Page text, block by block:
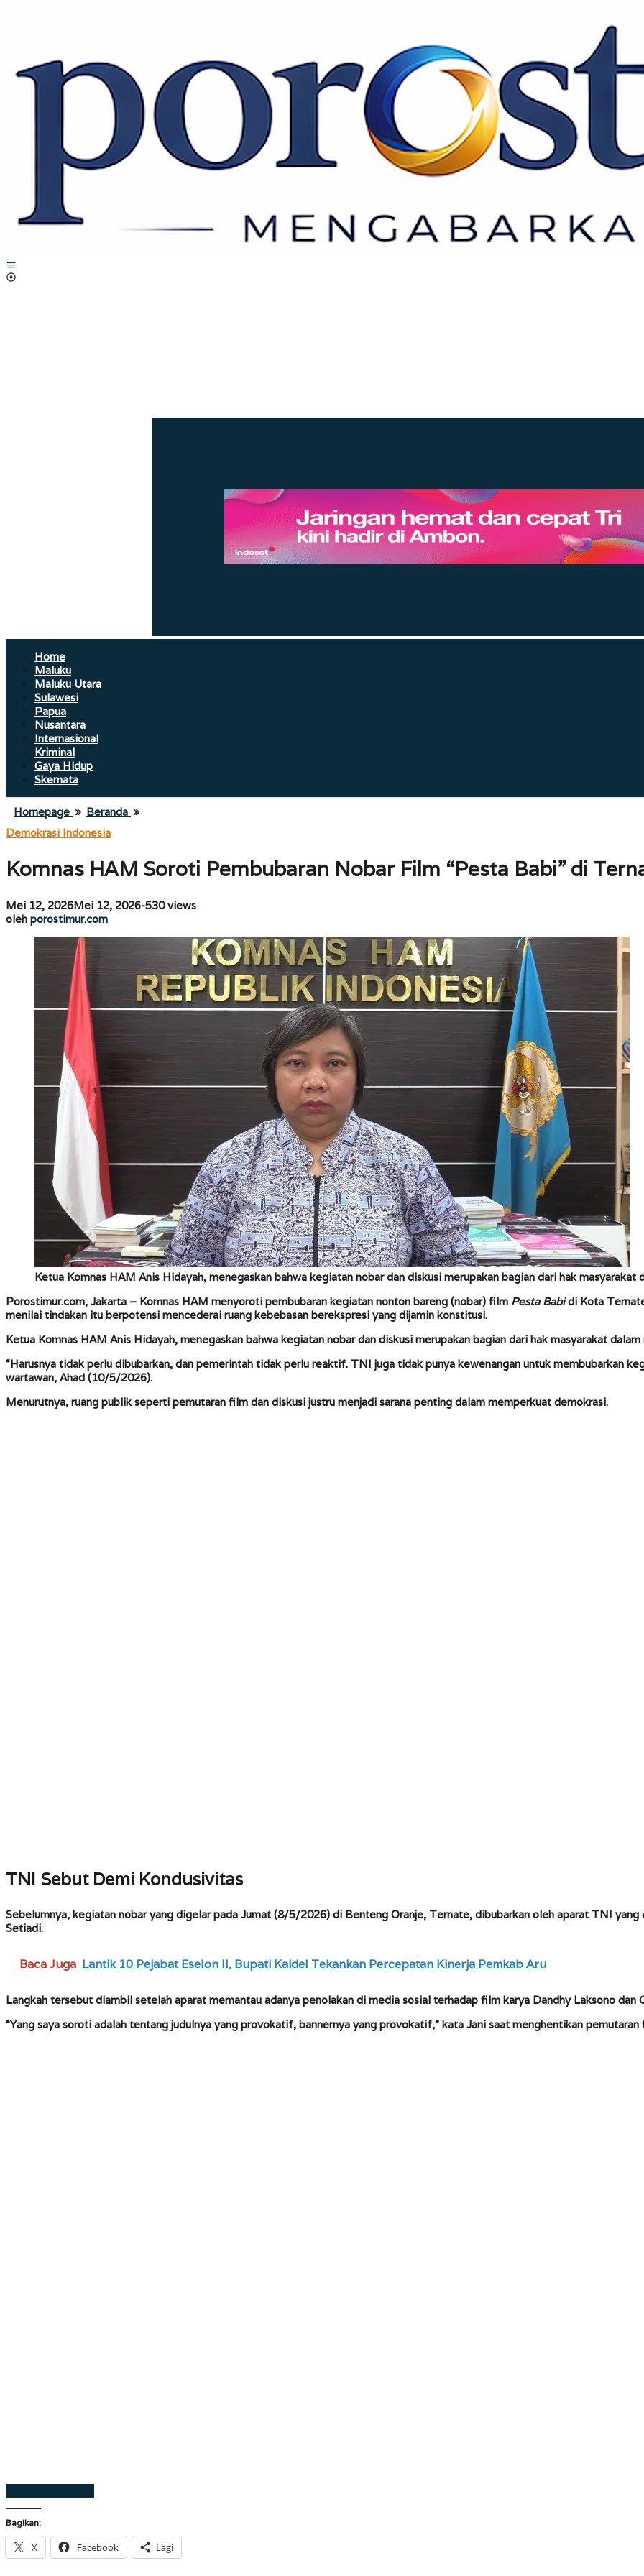
Home
Maluku
Maluku Utara
Sulawesi
Papua
Nusantara
Internasional
Kriminal
Gaya Hidup
Skemata
Homepage » Beranda »
Nobar
Film
Babi”
Ternate
Demokrasi Indonesia
Komnas HAM Soroti Pembubaran Nobar Film “Pesta Babi” di
Mei 12, 2026Mei 12, 2026oleh
-530 views
oleh porostimur.com
Ketua Komnas HAM Anis Hidayah, menegaskan bahwa kegiatan nobar dan diskusi merupakan bagian dari hak
Porostimur.com, Jakarta – Komnas HAM menyoroti pembubaran kegiatan nonton bareng (nobar) film Pesta Babidi Kota
menilai tindakan itu berpotensi mencederai ruang kebebasan berekspresi yang dijamin konstitusi.
Ketua Komnas HAM Anis Hidayah, menegaskan bahwa kegiatan nobar dan diskusi merupakan bagian dari hak masyarakat
“Harusnya tidak perlu dibubarkan, dan pemerintah tidak perlu reaktif. TNI juga tidak punya kewenangan untuk membubarkan
wartawan, Ahad (10/5/2026).
Menurutnya, ruang publik seperti pemutaran film dan diskusi justru menjadi sarana penting dalam memperkuat demokrasi.
TNI Sebut Demi Kondusivitas
Sebelumnya, kegiatan nobar yang digelar pada Jumat (8/5/2026) di Benteng Oranje, Ternate, dibubarkan oleh aparat TNI
Setiadi.
Baca Juga Lantik 10 Pejabat Eselon II, Bupati Kaidel Tekankan Percepatan Kinerja Pemkab Aru
Langkah tersebut diambil setelah aparat memantau adanya penolakan di media sosial terhadap film karya Dandhy Laksono dan
“Yang saya soroti adalah tentang judulnya yang provokatif, bannernya yang provokatif,” kata Jani saat menghentikan pemutaran
Bagikan:
X Facebook Lagi